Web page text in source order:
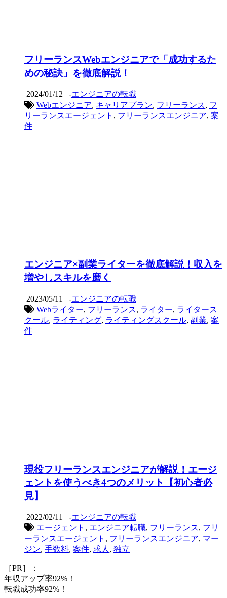
フリーランスWebエンジニアで「成功するた
めの秘訣」を徹底解説！
2024/01/12 -エンジニアの転職
Webエンジニア, キャリアプラン, フリーランス, フ
リーランスエージェント , フリーランスエンジニア, 案
件
エンジニア×副業ライターを徹底解説！収入を
増やしスキルを磨く
2023/05/11 -エンジニアの転職
Webライター, フリーランス, ライター, ライタース
クール, ライティング, ライティングスクール, 副業, 案
件
現役フリーランスエンジニアが解説！エージ
ェントを使うべき4つのメリット【初心者必
見】
2022/02/11 -エンジニアの転職
エージェント , エンジニア転職, フリーランス, フリ
ーランスエージェント , フリーランスエンジニア, マー
ジン, 手数料, 案件, 求人 , 独立
［PR］：
年収アップ率92%！
転職成功率92%！